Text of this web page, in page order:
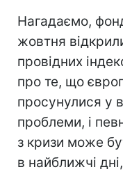
Нагадаємо,
жовтня
провідних
про те, що
просунулися у
проблеми, і
з кризи може
в найближчі